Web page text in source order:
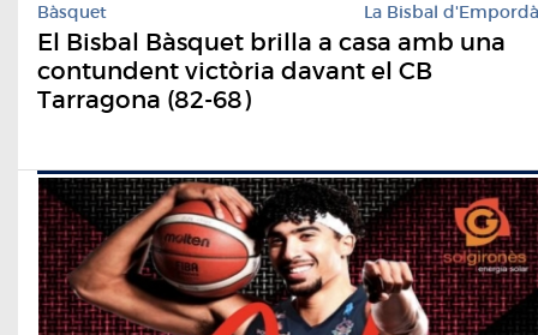
Bàsquet La Bisbal d'Empordà
El Bisbal Bàsquet brilla a casa amb una
contundent victòria davant el CB
Tarragona (82-68)